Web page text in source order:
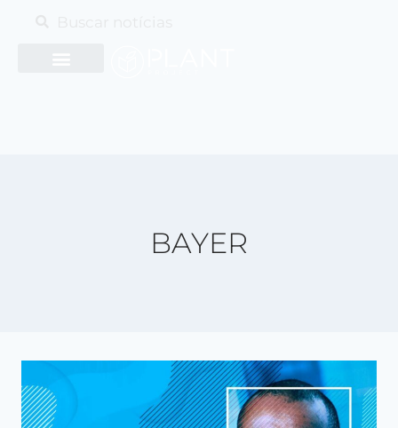
BAYER